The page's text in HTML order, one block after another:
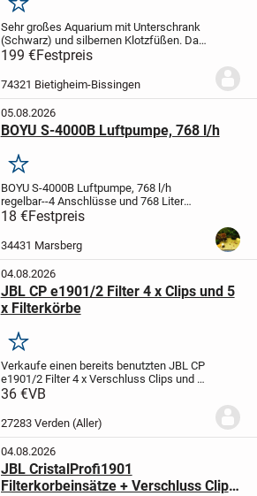
Merken
Sehr großes Aquarium mit Unterschrank
(Schwarz) und silbernen Klotzfüßen. Das
Aquarium ist aus sehr dickem Glas und
daher extrem schwer.
gut, idealerweise mit Tragegurten
ausgestatte...
199 €Festpreis
74321 Bietigheim-Bissingen
05.08.2026
BOYU S-4000B Luftpumpe, 768 l/h
Merken
BOYU S-4000B Luftpumpe, 768 l/h
regelbar--4 Anschlüsse und 768 Liter
Luftleistung pro Stunde
effizient ----------kaum benutzt----
BOYU S-4000B Luftpumpe kann man
18 €Festpreis
34431 Marsberg
04.08.2026
JBL CP e1901/2 Filter 4 x Clips und 5
x Filterkörbe
Merken
Verkaufe einen bereits benutzten JBL CP
e1901/2 Filter 4 x Verschluss Clips und 5
x Stück Filtermaterial Körbe, einer davon
Filtermaterial, wie abgebildet.
36 €VB
27283 Verden (Aller)
04.08.2026
JBL CristalProfi1901
Filterkorbeinsätze + Verschluss Clips